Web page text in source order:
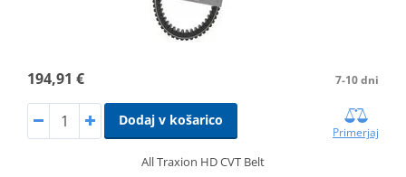
194,91 € 7-10 dni
Dodaj v košarico
Primerjaj
All Traxion HD CVT Belt